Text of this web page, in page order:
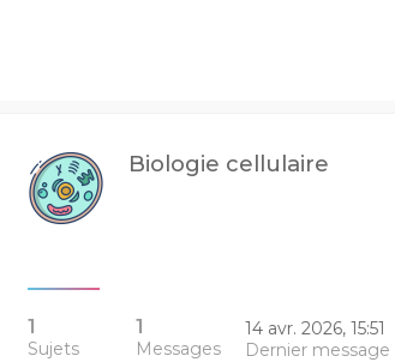
Biologie cellulaire
1
Sujets
1
Messages
14 avr. 2026, 15:51
Dernier message